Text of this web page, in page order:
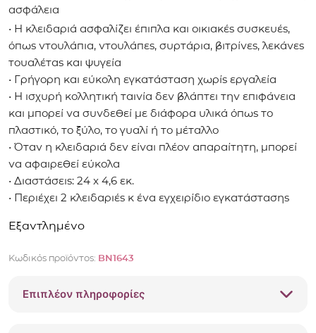
ασφάλεια
• Η κλειδαριά ασφαλίζει έπιπλα και οικιακές συσκευές,
όπως ντουλάπια, ντουλάπες, συρτάρια, βιτρίνες, λεκάνες
τουαλέτας και ψυγεία
• Γρήγορη και εύκολη εγκατάσταση χωρίς εργαλεία
• Η ισχυρή κολλητική ταινία δεν βλάπτει την επιφάνεια
και μπορεί να συνδεθεί με διάφορα υλικά όπως το
πλαστικό, το ξύλο, το γυαλί ή το μέταλλο
• Όταν η κλειδαριά δεν είναι πλέον απαραίτητη, μπορεί
να αφαιρεθεί εύκολα
• Διαστάσεις: 24 x 4,6 εκ.
• Περιέχει 2 κλειδαριές κ ένα εγχειρίδιο εγκατάστασης
Εξαντλημένο
Κωδικός προϊόντος: BN1643
Επιπλέον πληροφορίες